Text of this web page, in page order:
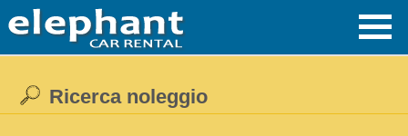
Ricerca noleggio